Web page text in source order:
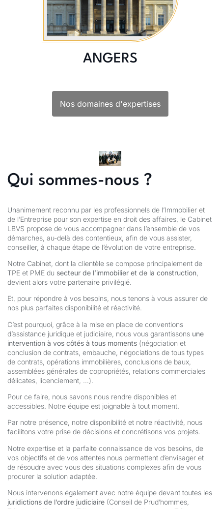
ANGERS
Nos domaines d'expertises
Qui sommes-nous ?
Unanimement reconnu par les professionnels de l’Immobilier et
de l’Entreprise pour son expertise en droit des affaires, le Cabinet
LBVS propose de vous accompagner dans l’ensemble de vos
démarches, au-delà des contentieux, afin de vous assister,
conseiller, à chaque étape de l’évolution de votre entreprise.
Notre Cabinet, dont la clientèle se compose principalement de
TPE et PME du secteur de l’immobilier et de la construction
devient alors votre partenaire privilégié.
Et, pour répondre à vos besoins, nous tenons à vous assurer de
nos plus parfaites disponibilité et réactivité.
C’est pourquoi, grâce à la mise en place de conventions
d’assistance juridique et judiciaire, nous vous garantissons une
intervention à vos côtés à tous moments (négociation et
conclusion de contrats, embauche, négociations de tous types
de contrats, opérations immobilières, conclusions de baux,
assemblées générales de copropriétés, relations commerciales
délicates, licenciement, …).
Pour ce faire, nous savons nous rendre disponibles et
accessibles. Notre équipe est joignable à tout moment.
Par notre présence, notre disponibilité et notre réactivité, nous
facilitons votre prise de décisions et concrétisons vos projets.
Notre expertise et la parfaite connaissance de vos besoins, de
vos objectifs et de vos attentes nous permettent d’envisager et
de résoudre avec vous des situations complexes afin de vous
procurer la solution adaptée.
Nous intervenons également avec notre équipe devant toutes les
juridictions de l’ordre judiciaire (Conseil de Prud’hommes,